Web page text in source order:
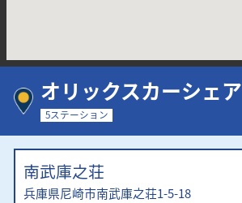
オリックスカーシェア
5ステーション
南武庫之荘
兵庫県尼崎市南武庫之荘1-5-18